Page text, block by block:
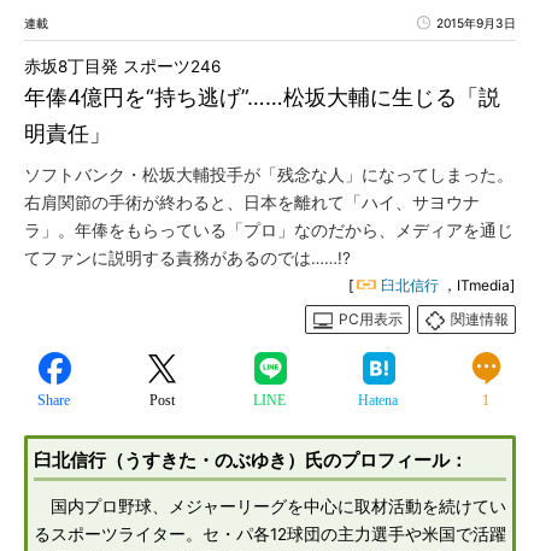
連載 2015年9月3日
年俸4億円を“持ち逃げ”……松坂大輔に生じる「説
明責任」
赤坂8丁目発 スポーツ246
ソフトバンク・松坂大輔投手が「残念な人」になってしまった。
右肩関節の手術が終わると、日本を離れて「ハイ、サヨウナ
ラ」。年俸をもらっている「プロ」なのだから、メディアを通じ
てファンに説明する責務があるのでは……!?
[ 臼北信行 ，ITmedia]
PC用表示
関連情報
Share Post LINE Hatena 1
臼北信行（うすきた・のぶゆき）氏のプロフィール：
国内プロ野球、メジャーリーグを中心に取材活動を続けてい
るスポーツライター。セ・パ各12球団の主力選手や米国で活躍